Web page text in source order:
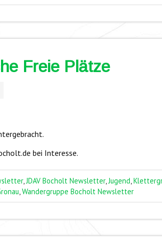
Freie Plätze
bei Interesse.
,JDAV Bocholt Newsletter,Jugend,
,Wandergruppe Bocholt Newsletter